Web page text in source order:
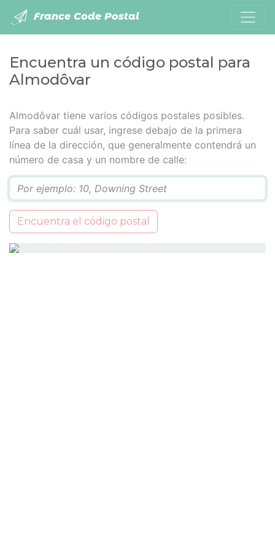
France Code Postal
Encuentra un código postal para
Almodôvar
Almodôvar tiene varios códigos postales posibles.
Para saber cuál usar, ingrese debajo de la primera
línea de la dirección, que generalmente contendrá un
número de casa y un nombre de calle:
Encuentra el código postal